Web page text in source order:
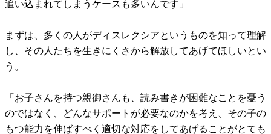
追い込まれてしまうケースも多いんです」
まずは、多くの人がディスレクシアというものを知って理解
し、その人たちを生きにくさから解放してあげてほしいとい
う。
「お子さんを持つ親御さんも、読み書きが困難なことを憂う
のではなく、どんなサポートが必要なのかを考え、その子の
もつ能力を伸ばすべく適切な対応をしてあげることがとても